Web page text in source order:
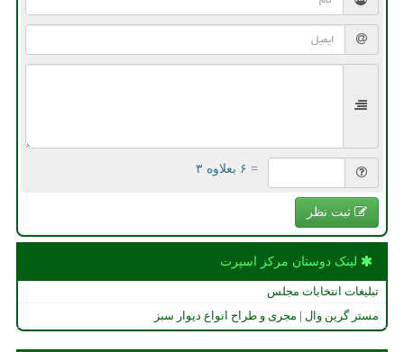
= ۶ بعلاوه ۳
ثبت نظر
لینک دوستان مركز اسپرت
تبلیغات انتخابات مجلس
مستر گرین وال | مجری و طراح انواع دیوار سبز